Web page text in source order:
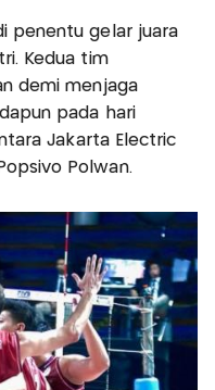
penentu gelar juara
Kedua tim
demi menjaga
pada hari
Jakarta Electric
Polwan.